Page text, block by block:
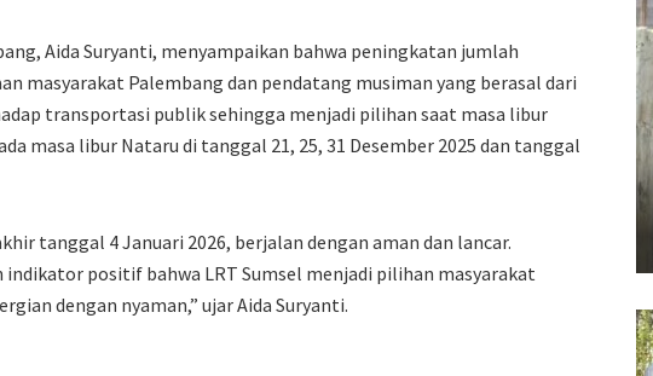
Aida Suryanti, menyampaikan bahwa peningkatan jumlah
masyarakat Palembang dan pendatang musiman yang berasal dari
transportasi publik sehingga menjadi pilihan saat masa libur
masa libur Nataru di tanggal 21, 25, 31 Desember 2025 dan tanggal
tanggal 4 Januari 2026, berjalan dengan aman dan lancar.
positif bahwa LRT Sumsel menjadi pilihan masyarakat
dengan nyaman,” ujar Aida Suryanti.